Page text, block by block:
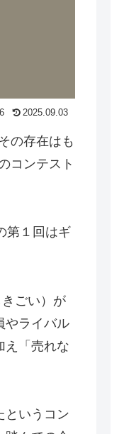
2025.09.03
の存在はも
コンテスト
第１回はギ
ごい）が
やライバル
え「売れな
というコン